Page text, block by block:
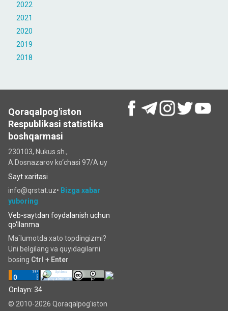
2022
2021
2020
2019
2018
Qoraqalpog'iston
Respublikasi statistika
boshqarmasi
230103, Nukus sh.,
A.Dosnazarov ko‘chаsi 97/A uy
Sayt xaritasi
info@qrstat.uz• Bizga xabar
yuboring
Veb-saytdan foydalanish uchun
qo'llanma
Ma`lumotda xato topdingizmi?
Uni belgilang va quyidagilarni
bosing Ctrl + Enter
Onlayn: 34
© 2010-2026 Qoraqalpog'iston